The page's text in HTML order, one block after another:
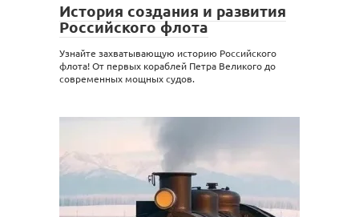
История создания и развития
Российского флота
Узнайте захватывающую историю Российского
флота! От первых кораблей Петра Великого до
современных мощных судов.